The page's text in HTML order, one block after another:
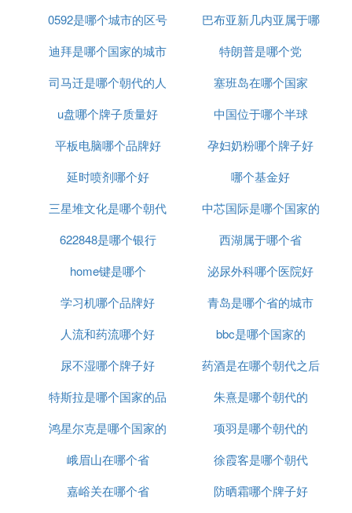
0592是哪个城市的区号
巴布亚新几内亚属于哪
个洲
迪拜是哪个国家的城市
特朗普是哪个党
司马迁是哪个朝代的人
塞班岛在哪个国家
u盘哪个牌子质量好
中国位于哪个半球
平板电脑哪个品牌好
孕妇奶粉哪个牌子好
延时喷剂哪个好
哪个基金好
三星堆文化是哪个朝代
中芯国际是哪个国家的
622848是哪个银行
西湖属于哪个省
home键是哪个
泌尿外科哪个医院好
学习机哪个品牌好
青岛是哪个省的城市
人流和药流哪个好
bbc是哪个国家的
尿不湿哪个牌子好
药酒是在哪个朝代之后
出现的
特斯拉是哪个国家的品
牌
朱熹是哪个朝代的
鸿星尔克是哪个国家的
品牌
项羽是哪个朝代的
峨眉山在哪个省
徐霞客是哪个朝代
嘉峪关在哪个省
防晒霜哪个牌子好